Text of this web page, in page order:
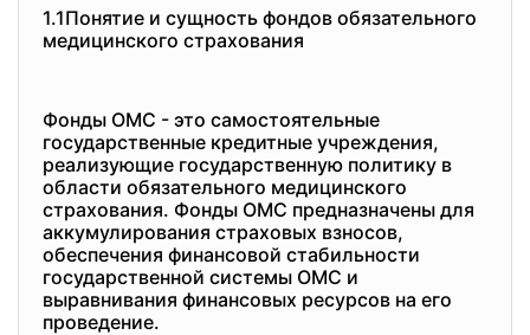
1.1Понятие и сущность фондов обязательного
медицинского страхования
Фонды ОМС - это самостоятельные
государственные кредитные учреждения,
реализующие государственную политику в
области обязательного медицинского
страхования. Фонды ОМС предназначены для
аккумулирования страховых взносов,
обеспечения финансовой стабильности
государственной системы ОМС и
выравнивания финансовых ресурсов на его
проведение.